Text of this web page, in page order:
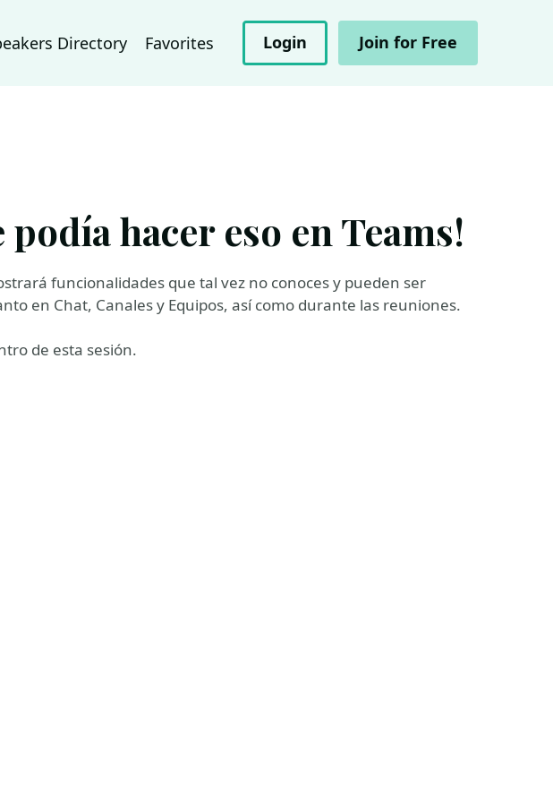
Directory Favorites Login Join for Free
podía hacer eso en Teams!
funcionalidades que tal vez no conoces y pueden ser
en Chat, Canales y Equipos, así como durante las reuniones.
de esta sesión.